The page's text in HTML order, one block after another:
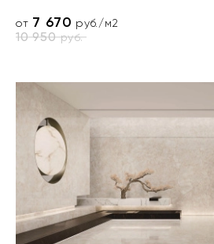
от 7 670 руб./м2
10 950руб.